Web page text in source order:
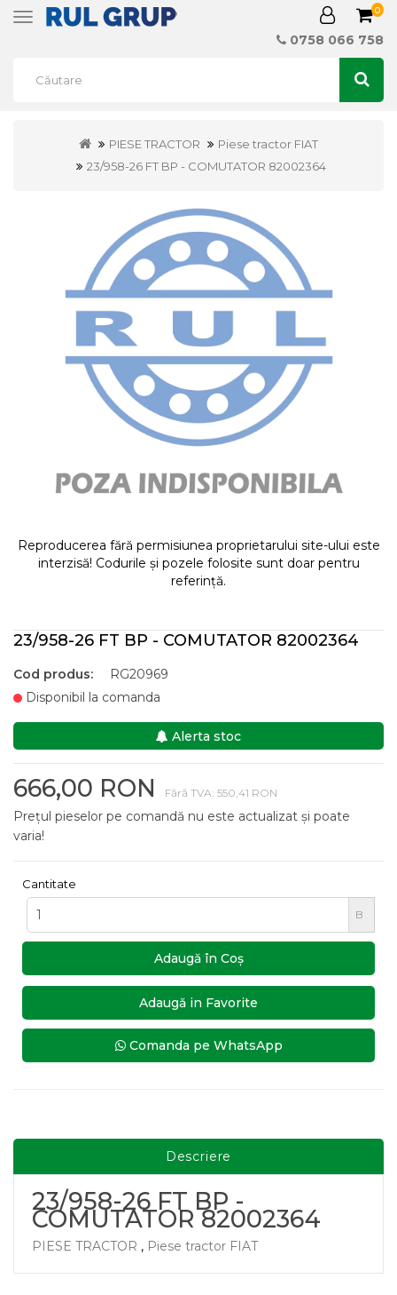
Toggle
0
0758 066 758
PIESE TRACTOR
Piese tractor FIAT
23/958-26 FT BP - COMUTATOR 82002364
Reproducerea fără permisiunea proprietarului site-ului este
interzisă! Codurile și pozele folosite sunt doar pentru
referință.
23/958-26 FT BP - COMUTATOR 82002364
Cod produs:
RG20969
Disponibil la comanda
Alerta stoc
666,00 RON Fără TVA: 550,41 RON
Prețul pieselor pe comandă nu este actualizat și poate
varia!
Cantitate
B
Adaugă în Coş
Adaugă in Favorite
Comanda pe WhatsApp
Descriere
23/958-26 FT BP -
COMUTATOR 82002364
PIESE TRACTOR , Piese tractor FIAT